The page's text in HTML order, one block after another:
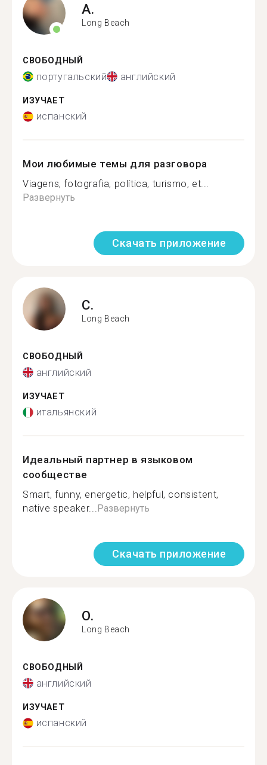
A.
Long Beach
СВОБОДНЫЙ
португальский английский
ИЗУЧАЕТ
испанский
Мои любимые темы для разговора
Viagens, fotografia, política, turismo, et...
Развернуть
Скачать приложение
C.
Long Beach
СВОБОДНЫЙ
английский
ИЗУЧАЕТ
итальянский
Идеальный партнер в языковом
сообществе
Smart, funny, energetic, helpful, consistent,
native speaker...Развернуть
Скачать приложение
O.
Long Beach
СВОБОДНЫЙ
английский
ИЗУЧАЕТ
испанский